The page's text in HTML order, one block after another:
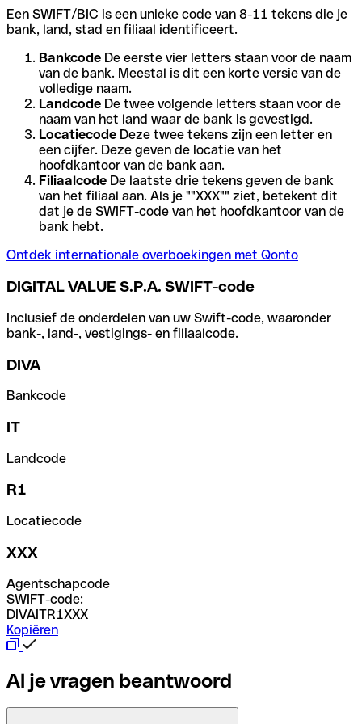
Een SWIFT/BIC is een unieke code van 8-11 tekens die je
bank, land, stad en filiaal identificeert.
Bankcode De eerste vier letters staan voor de naam
van de bank. Meestal is dit een korte versie van de
volledige naam.
Landcode De twee volgende letters staan voor de
naam van het land waar de bank is gevestigd.
Locatiecode Deze twee tekens zijn een letter en
een cijfer. Deze geven de locatie van het
hoofdkantoor van de bank aan.
Filiaalcode De laatste drie tekens geven de bank
van het filiaal aan. Als je ""XXX"" ziet, betekent dit
dat je de SWIFT-code van het hoofdkantoor van de
bank hebt.
Ontdek internationale overboekingen met Qonto
DIGITAL VALUE S.P.A. SWIFT-code
Inclusief de onderdelen van uw Swift-code, waaronder
bank-, land-, vestigings- en filiaalcode.
DIVA
Bankcode
IT
Landcode
R1
Locatiecode
XXX
Agentschapcode
SWIFT-code:
DIVAITR1XXX
Kopiëren
Al je vragen beantwoord